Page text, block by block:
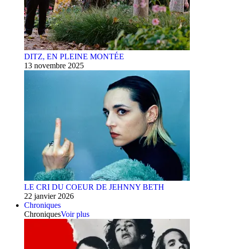
DITZ, EN PLEINE MONTÉE
13 novembre 2025
LE CRI DU COEUR DE JEHNNY BETH
22 janvier 2026
Chroniques
ChroniquesVoir plus